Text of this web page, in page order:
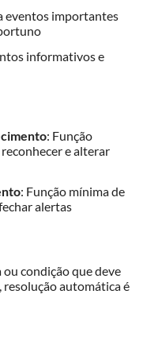
eventos importantes
informativos e
: Função
e alterar
: Função mínima de
alertas
ou condição que deve
automática é